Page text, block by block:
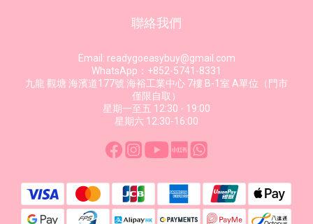
聯絡我們
Email: readygoeasybuy@gmail.com
WhatsApp：+852-5741-8331
九龍 觀塘 海濱道177號 海裕工業中心 7樓 B-1室 A單位（門市
僅限自取）
星期一至五 12:30 - 19:00
星期六 12:30-16:00